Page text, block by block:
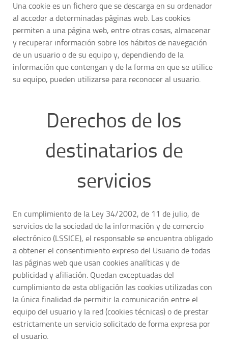
Una cookie es un fichero que se descarga en su ordenador
al acceder a determinadas páginas web. Las cookies
permiten a una página web, entre otras cosas, almacenar
y recuperar información sobre los hábitos de navegación
de un usuario o de su equipo y, dependiendo de la
información que contengan y de la forma en que se utilice
su equipo, pueden utilizarse para reconocer al usuario.
Derechos de los
destinatarios de
servicios
En cumplimiento de la Ley 34/2002, de 11 de julio, de
servicios de la sociedad de la información y de comercio
electrónico (LSSICE), el responsable se encuentra obligado
a obtener el consentimiento expreso del Usuario de todas
las páginas web que usan cookies analíticas y de
publicidad y afiliación. Quedan exceptuadas del
cumplimiento de esta obligación las cookies utilizadas con
la única finalidad de permitir la comunicación entre el
equipo del usuario y la red (cookies técnicas) o de prestar
estrictamente un servicio solicitado de forma expresa por
el usuario.